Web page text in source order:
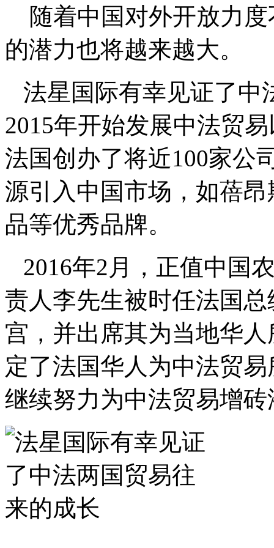
随着中国对外开放力度
的潜力也将越来越大。
法星国际有幸见证了中
2015年开始发展中法贸
法国创办了将近100家公
源引入中国市场，如蓓
品等优秀品牌。
2016年2月，正值中国
责人李先生被时任法国
宫，并出席其为当地华
定了法国华人为中法贸
继续努力为中法贸易增砖